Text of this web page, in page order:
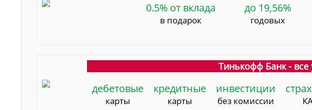
0.5% от вклада
в подарок
до 19,56%
годовых
Тинькофф Банк - все
дебетовые
карты
кредитные
карты
инвестиции
без комиссии